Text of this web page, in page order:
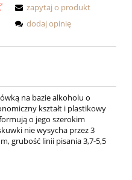
zapytaj o produkt
dodaj opinię
na bazie alkoholu o
kształt i plastikowy
o jego szerokim
nie wysycha przez 3
grubość linii pisania 3,7-5,5